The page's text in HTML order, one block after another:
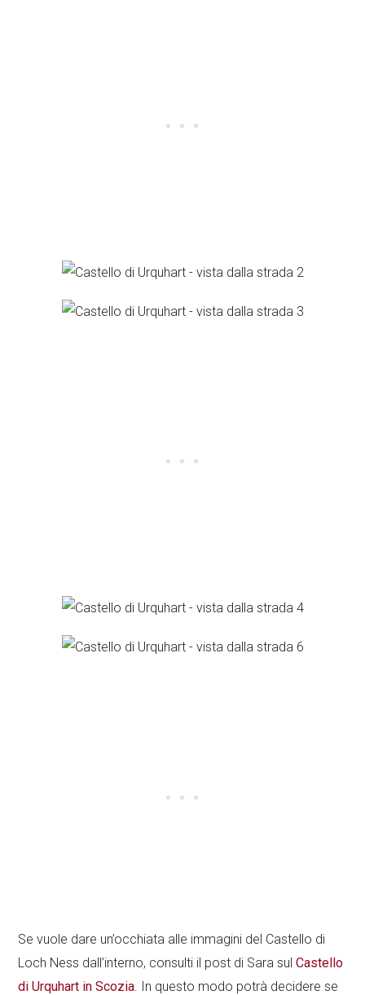
Se vuole dare un’occhiata alle immagini del Castello di
Loch Ness dall’interno, consulti il post di Sara sulCastello
di Urquhart in Scozia . In questo modo potrà decidere se